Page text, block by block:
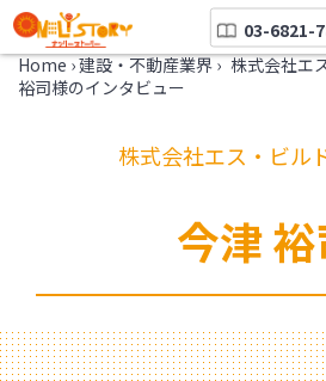
03-6821-
Home ›建設・不動産業界 › 株式会社エ
裕司様のインタビュー
株式会社エス・ビル
今津 裕